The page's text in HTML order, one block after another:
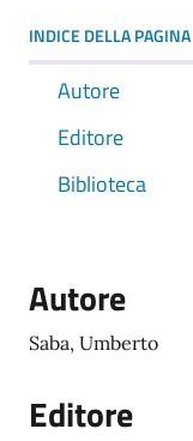
INDICE DELLA PAGINA
Autore
Editore
Biblioteca
Autore
Saba, Umberto
Editore